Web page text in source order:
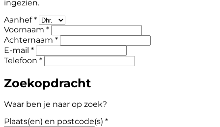
ingezien.
Aanhef *
Voornaam *
Achternaam *
E-mail *
Telefoon *
Zoekopdracht
Waar ben je naar op zoek?
Plaats(en) en postcode(s) *